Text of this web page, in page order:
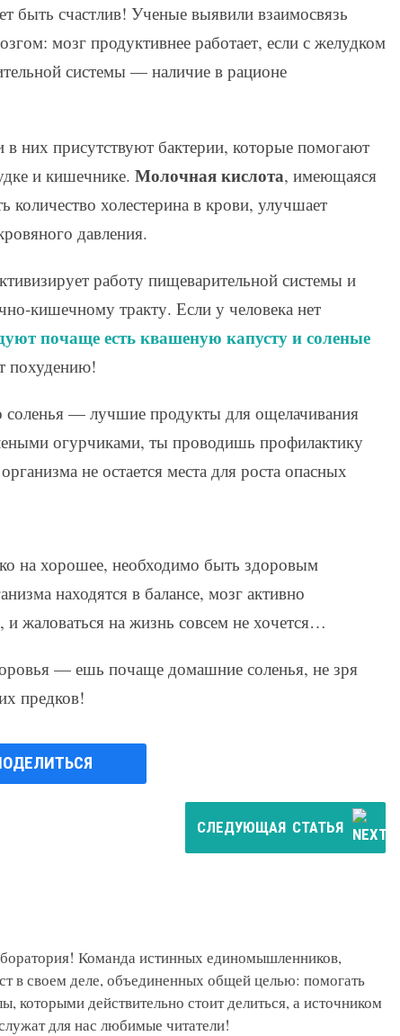
быть счастлив! Ученые выявили взаимосвязь
мозг продуктивнее работает, если с желудком
системы — наличие в рационе
них присутствуют бактерии, которые помогают
и кишечнике. Молочная кислота, имеющаяся
холестерина в крови, улучшает
давления.
работу пищеварительной системы и
кишечному тракту. Если у человека нет
почаще есть квашеную капусту и соленые
похудению!
соленья — лучшие продукты для ощелачивания
огурчиками, ты проводишь профилактику
не остается места для роста опасных
на хорошее, необходимо быть здоровым
находятся в балансе, мозг активно
, и жаловаться на жизнь совсем не хочется…
— ешь почаще домашние соленья, не зря
предков!
СЛЕДУЮЩАЯ СТАТЬЯ
Команда истинных единомышленников,
в своем деле, объединенных общей целью: помогать
которыми действительно стоит делиться, а источником
для нас любимые читатели!